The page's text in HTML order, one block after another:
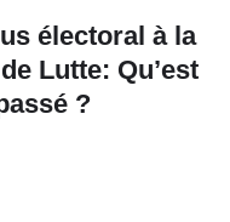
électoral à la
Lutte: Qu’est
?